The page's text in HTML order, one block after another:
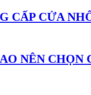
CẤP CỬA
NÊN CHỌN